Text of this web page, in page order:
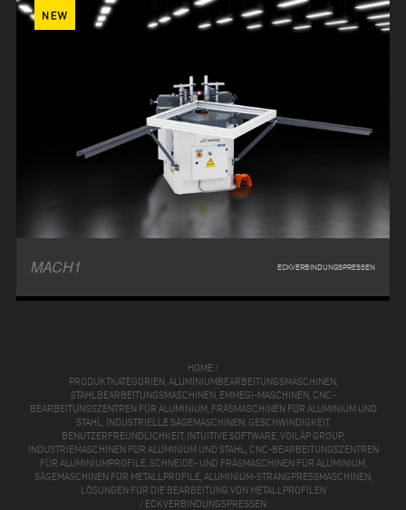
MACH1 ECKVERBINDUNGSPRESSEN
HOME /
PRODUKTKATEGORIEN, ALUMINIUMBEARBEITUNGSMASCHINEN,
STAHLBEARBEITUNGSMASCHINEN, EMMEGI-MASCHINEN, CNC-
BEARBEITUNGSZENTREN FÜR ALUMINIUM, FRÄSMASCHINEN FÜR ALUMINIUM UND
STAHL, INDUSTRIELLE SÄGEMASCHINEN, GESCHWINDIGKEIT,
BENUTZERFREUNDLICHKEIT, INTUITIVE SOFTWARE, VOILÀP GROUP,
INDUSTRIEMASCHINEN FÜR ALUMINIUM UND STAHL, CNC-BEARBEITUNGSZENTREN
FÜR ALUMINIUMPROFILE, SCHNEIDE- UND FRÄSMASCHINEN FÜR ALUMINIUM,
SÄGEMASCHINEN FÜR METALLPROFILE, ALUMINIUM-STRANGPRESSMASCHINEN,
LÖSUNGEN FÜR DIE BEARBEITUNG VON METALLPROFILEN
/ ECKVERBINDUNGSPRESSEN